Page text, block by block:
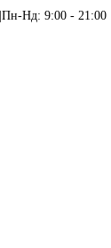
Пн-Нд: 9:00 - 21:00